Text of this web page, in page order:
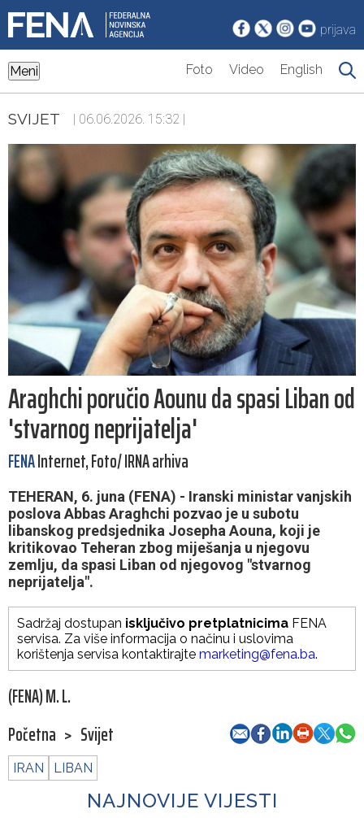
prijava
Meni Foto Video English
SVIJET | 06.06.2026. 15:32 |
Araghchi poručio Aounu da spasi Liban od
'stvarnog neprijatelja'
FENAInternet, Foto/ IRNA arhiva
TEHERAN, 6. juna (FENA) - Iranski ministar vanjskih
poslova Abbas Araghchi pozvao je u subotu
libanskog predsjednika Josepha Aouna, koji je
kritikovao Teheran zbog miješanja u njegovu
zemlju, da spasi Liban od njegovog "stvarnog
neprijatelja".
Sadržaj dostupan isključivo pretplatnicima FENA
servisa. Za više informacija o načinu i uslovima
korištenja servisa kontaktirajte marketing@fena.ba.
(FENA) M. L.
Početna > Svijet
IRAN LIBAN
NAJNOVIJE VIJESTI